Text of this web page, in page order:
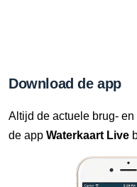
Download de app
Altijd de actuele brug-
de app Waterkaart Live